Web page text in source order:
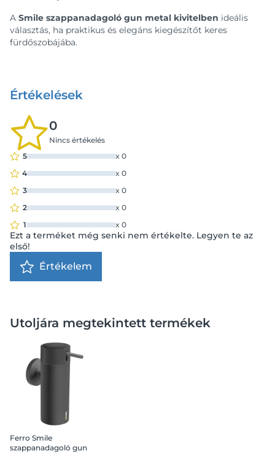
A Smile szappanadagoló gun metal kivitelben ideális
választás, ha praktikus és elegáns kiegészítőt keres
fürdőszobájába.
Értékelések
0
Nincs értékelés
5
x 0
4
x 0
3
x 0
2
x 0
1
x 0
Ezt a terméket még senki nem értékelte. Legyen te az
első!
Értékelem
Utoljára megtekintett termékek
Ferro Smile
szappanadagoló gun